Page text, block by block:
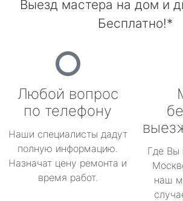
Выезд мастера на дом и
Бесплатно!*
Любой вопрос
по телефону
Наши специалисты дадут
полную информацию.
Назначат цену ремонта и
время работ.
Где Вы
наш